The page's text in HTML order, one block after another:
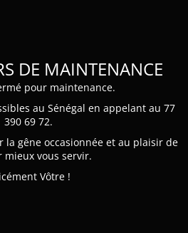
DE MAINTENANCE
pour maintenance.
au Sénégal en appelant au 77
390 69 72.
la gêne occasionnée et au plaisir de
mieux vous servir.
Vôtre !